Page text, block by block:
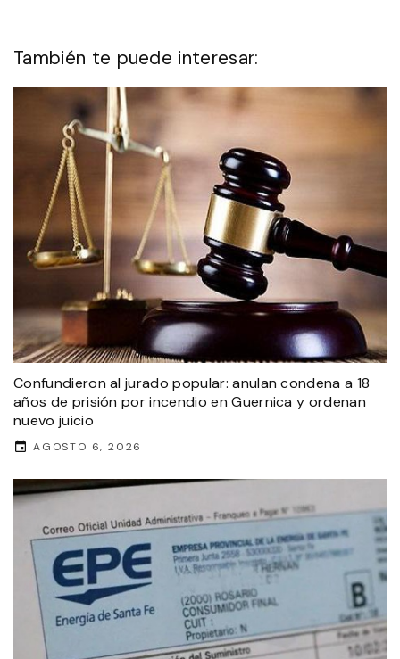
También te puede interesar:
Confundieron al jurado popular: anulan condena a 18
años de prisión por incendio en Guernica y ordenan
nuevo juicio
AGOSTO 6, 2026